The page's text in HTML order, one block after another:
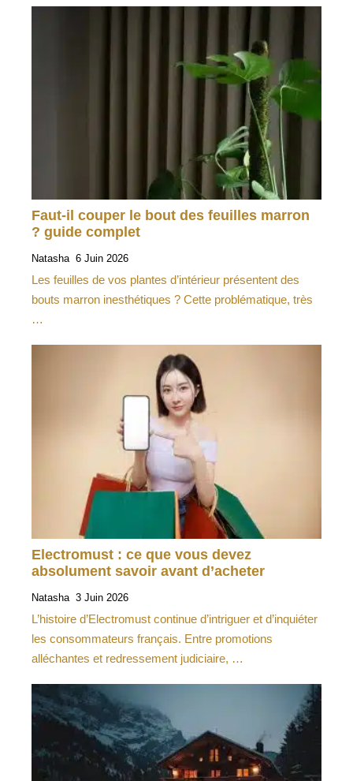
Faut-il couper le bout des feuilles marron
? guide complet
Natasha 6 Juin 2026
Les feuilles de vos plantes d’intérieur présentent des
bouts marron inesthétiques ? Cette problématique, très
…
Electromust : ce que vous devez
absolument savoir avant d’acheter
Natasha 3 Juin 2026
L’histoire d’Electromust continue d’intriguer et d’inquiéter
les consommateurs français. Entre promotions
alléchantes et redressement judiciaire, …